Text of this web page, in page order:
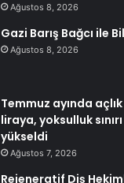
Ağustos 8, 2026
Gazi Barış Bağcı ile
Ağustos 8, 2026
Temmuz ayında açlık
liraya, yoksulluk
yükseldi
Ağustos 7, 2026
Rejeneratif Diş